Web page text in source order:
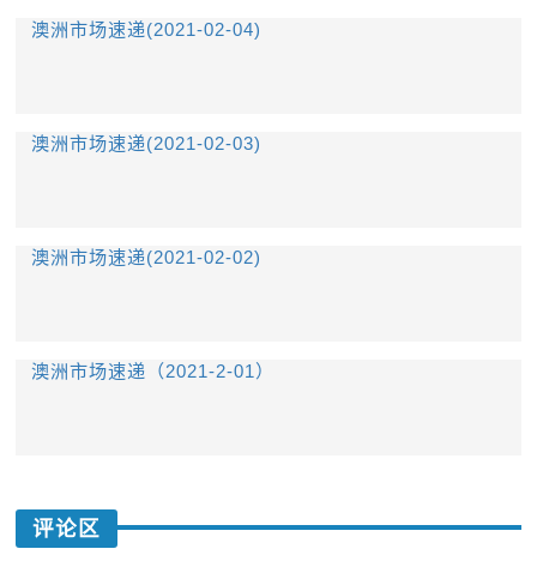
澳洲市场速递(2021-02-04)
澳洲市场速递(2021-02-03)
澳洲市场速递(2021-02-02)
澳洲市场速递（2021-2-01）
评论区